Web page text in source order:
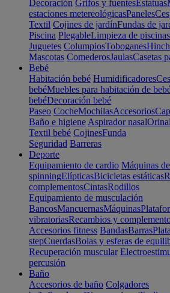
Decoración Grifos y fuentesEstatuas
estaciones metereológicasPaneles
Textil Cojines de jardínFundas de
Piscina PlegableLimpieza de piscinas
Juguetes ColumpiosToboganes
Mascotas ComederosJaulasCasetas
Bebé
Habitación bebé Humidificadores
bebéMuebles para habitación de
bebéDecoración bebé
Paseo CocheMochilasAccesorios
Baño e higiene Aspirador nasal
Textil bebé CojinesFunda
Seguridad Barreras
Deporte
Equipamiento de cardio Máquinas
spinningElípticasBicicletas estáticas
complementosCintasRodillos
Equipamiento de musculación
BancosMancuernasMáquinas
vibratoriasRecambios y
Accesorios fitness BandasBarras
stepCuerdasBolas y esferas de
Recuperación muscular
percusión
Baño
Accesorios de baño Colgadores